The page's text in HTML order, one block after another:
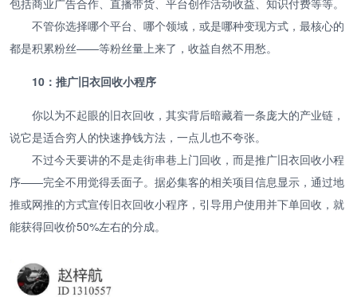
包括商业广告合作、直播带货、平台创作活动收益、知识付费等等。
不管你选择哪个平台、哪个领域，或是哪种变现方式，最核心的
都是积累粉丝——等粉丝量上来了，收益自然不用愁。
10：推广旧衣回收小程序
你以为不起眼的旧衣回收，其实背后暗藏着一条庞大的产业链，
说它是适合穷人的快速挣钱方法，一点儿也不夸张。
不过今天要讲的不是走街串巷上门回收，而是推广旧衣回收小程
序——完全不用觉得丢面子。据必集客的相关项目信息显示，通过地
推或网推的方式宣传旧衣回收小程序，引导用户使用并下单回收，就
能获得回收价50%左右的分成。